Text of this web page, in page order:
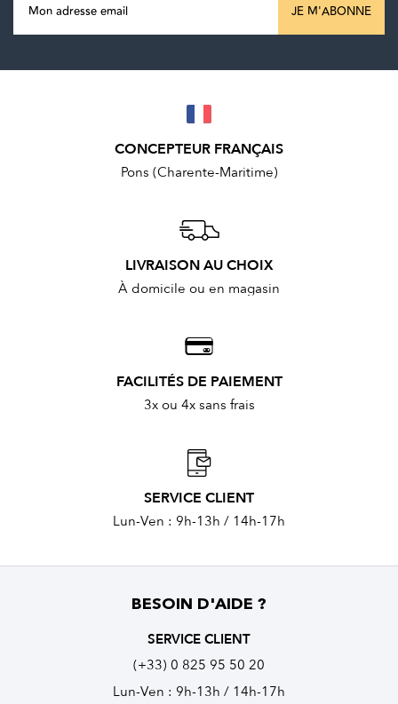
JE M'ABONNE
CONCEPTEUR FRANÇAIS
Pons (Charente-Maritime)
LIVRAISON AU CHOIX
À domicile ou en magasin
FACILITÉS DE PAIEMENT
3x ou 4x sans frais
SERVICE CLIENT
Lun-Ven : 9h-13h / 14h-17h
BESOIN D'AIDE ?
SERVICE CLIENT
(+33) 0 825 95 50 20
Lun-Ven : 9h-13h / 14h-17h